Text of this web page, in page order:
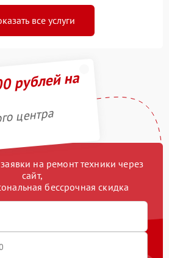
все услуги
рублей на
центра
на ремонт техники через
сайт,
бессрочная скидка